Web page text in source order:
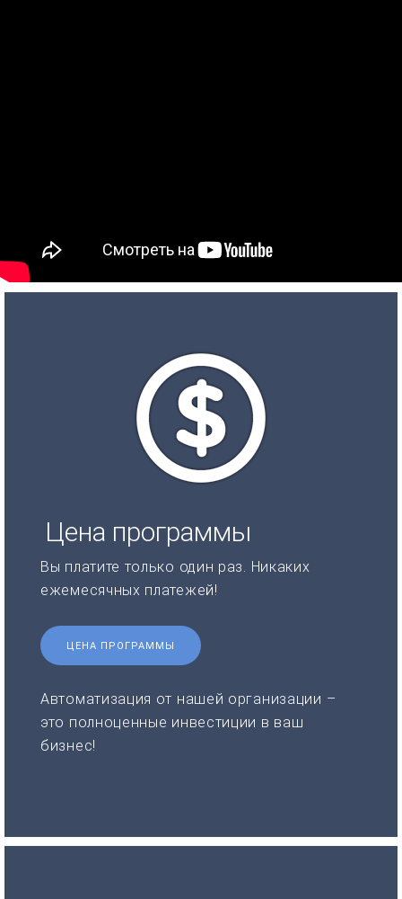
Цена программы
Вы платите только один раз. Никаких
ежемесячных платежей!
ЦЕНА ПРОГРАММЫ
Автоматизация от нашей организации –
это полноценные инвестиции в ваш
бизнес!